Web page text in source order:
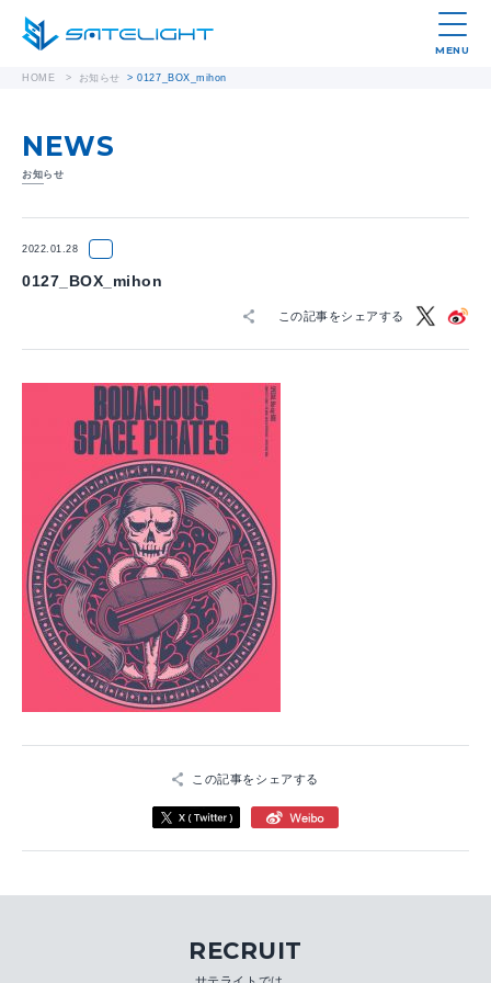
MENU
HOME > お知らせ >0127_BOX_mihon
NEWS
お知らせ
2022.01.28
0127_BOX_mihon
この記事をシェアする
この記事をシェアする
RECRUIT
サテライトでは、